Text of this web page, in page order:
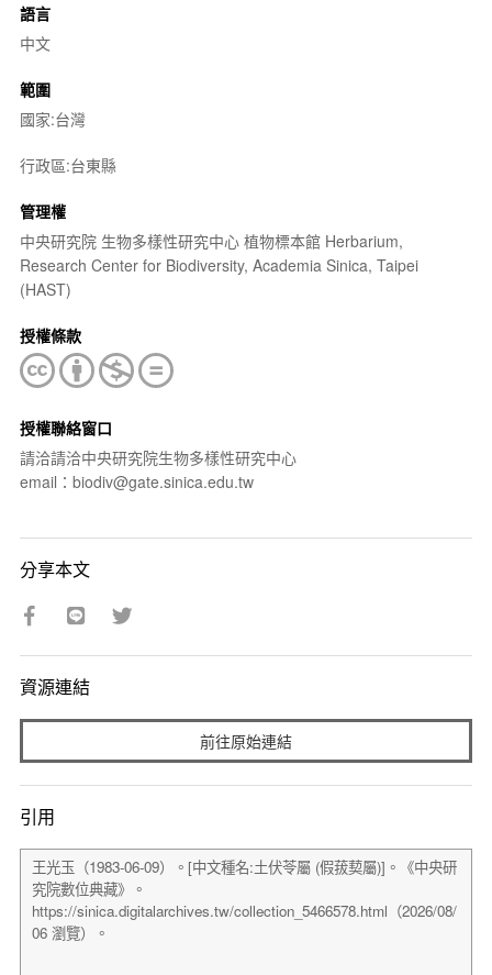
語言
中文
範圍
國家:台灣
行政區:台東縣
管理權
中央研究院 生物多樣性研究中心 植物標本館 Herbarium,
Research Center for Biodiversity, Academia Sinica, Taipei
(HAST)
授權條款
授權聯絡窗口
請洽請洽中央研究院生物多樣性研究中心
email：biodiv@gate.sinica.edu.tw
分享本文
資源連結
前往原始連結
引用